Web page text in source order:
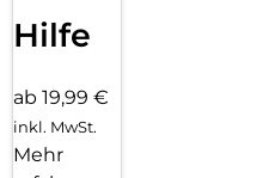
Hilfe
ab 19,99 €
inkl. MwSt.
Mehr